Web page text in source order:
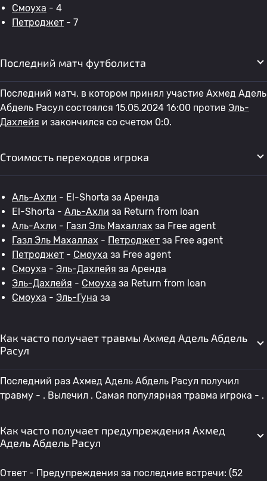
Смоуха - 4
Петроджет - 7
Последний матч футболиста
Последний матч, в котором принял участие Ахмед Адель
Абдель Расул состоялся 15.05.2024 16:00 против Эль-
Дахлейя и закончился со счетом 0:0.
Стоимость переходов игрока
Аль-Ахли - El-Shorta за Аренда
El-Shorta - Аль-Ахли за Return from loan
Аль-Ахли - Газл Эль Махаллах за Free agent
Газл Эль Махаллах - Петроджет за Free agent
Петроджет - Смоуха за Free agent
Смоуха - Эль-Дахлейя за Аренда
Эль-Дахлейя - Смоуха за Return from loan
Смоуха - Эль-Гуна за
Как часто получает травмы Ахмед Адель Абдель
Расул
Последний раз Ахмед Адель Абдель Расул получил
травму - . Вылечил . Самая популярная травма игрока - .
Как часто получает предупреждения Ахмед
Адель Абдель Расул
Ответ - Предупреждения за последние встречи: (52